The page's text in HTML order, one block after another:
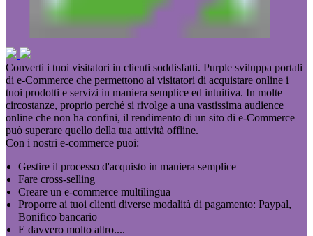
Converti i tuoi visitatori in clienti soddisfatti. Purple sviluppa portali
di e-Commerce che permettono ai visitatori di acquistare online i
tuoi prodotti e servizi in maniera semplice ed intuitiva. In molte
circostanze, proprio perché si rivolge a una vastissima audience
online che non ha confini, il rendimento di un sito di e-Commerce
può superare quello della tua attività offline.
Con i nostri e-commerce puoi:
Gestire il processo d'acquisto in maniera semplice
Fare cross-selling
Creare un e-commerce multilingua
Proporre ai tuoi clienti diverse modalità di pagamento: Paypal,
Bonifico bancario
E davvero molto altro....